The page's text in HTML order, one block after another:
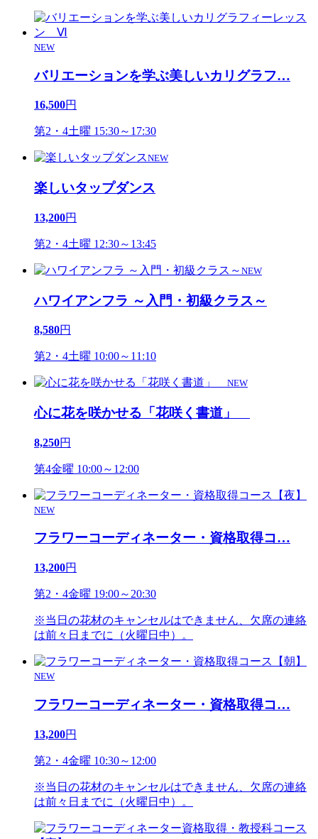
NEW
バリエーションを学ぶ美しいカリグラフ…
16,500円
第2・4土曜 15:30～17:30
NEW
楽しいタップダンス
13,200円
第2・4土曜 12:30～13:45
NEW
ハワイアンフラ ～入門・初級クラス～
8,580円
第2・4土曜 10:00～11:10
NEW
心に花を咲かせる「花咲く書道」
8,250円
第4金曜 10:00～12:00
NEW
フラワーコーディネーター・資格取得コ…
13,200円
第2・4金曜 19:00～20:30
※当日の花材のキャンセルはできません、欠席の連絡
は前々日までに（火曜日中）。
NEW
フラワーコーディネーター・資格取得コ…
13,200円
第2・4金曜 10:30～12:00
※当日の花材のキャンセルはできません、欠席の連絡
は前々日までに（火曜日中）。